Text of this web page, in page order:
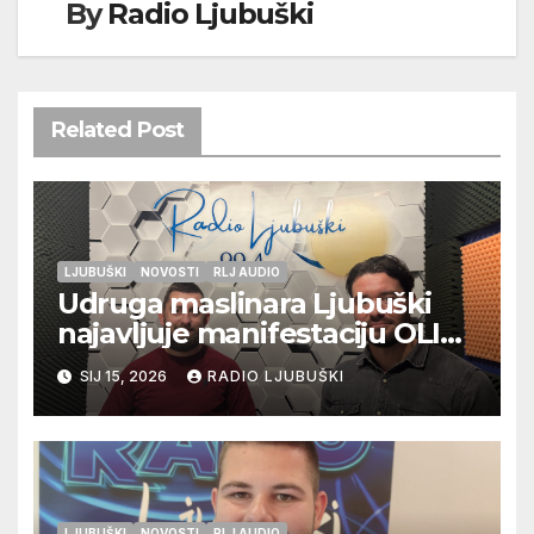
ByRadio Ljubuški
Related Post
LJUBUŠKI NOVOSTI RLJ AUDIO
Udruga maslinara Ljubuški
najavljuje manifestaciju OLIV-
ERA
SIJ 15, 2026 RADIO LJUBUŠKI